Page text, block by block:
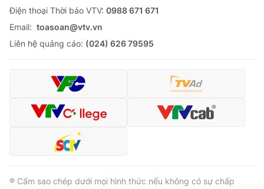
Ðiện thoại Thời báo VTV: 0988 671 671
Email: toasoan@vtv.vn
Liên hệ quảng cáo: (024) 626 79595
® Cấm sao chép dưới mọi hình thức nếu không có sự chấp